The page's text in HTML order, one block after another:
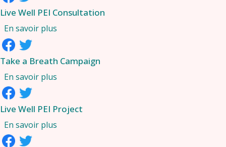
Live Well PEI Consultation
En savoir plus
Take a Breath Campaign
En savoir plus
Live Well PEI Project
En savoir plus